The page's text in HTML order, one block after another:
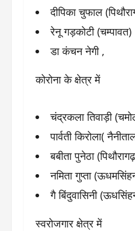
दीपिका चुफाल
रेनू गड़कोटी (चम्पावत)
डा कंचन नेगी ,
कोरोना के क्षेत्र में
चंद्रकला तिवाड़ी
पार्वती किरोला(
बबीता पुनेठा
नमिता गुप्ता
गै बिंदुवासिनी
स्वरोजगार क्षेत्र में